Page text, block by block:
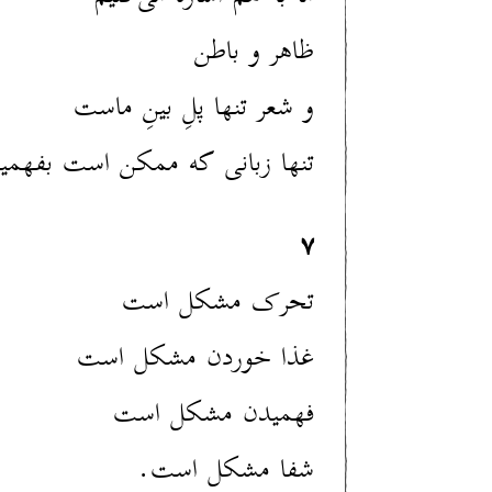
ظاهر و باطن
و شعر تنها پلِ بینِ ماست
تنها زبانی که ممکن است
۷
تحرک مشکل است
غذا خوردن مشکل است
فهمیدن مشکل است
شفا مشکل است.